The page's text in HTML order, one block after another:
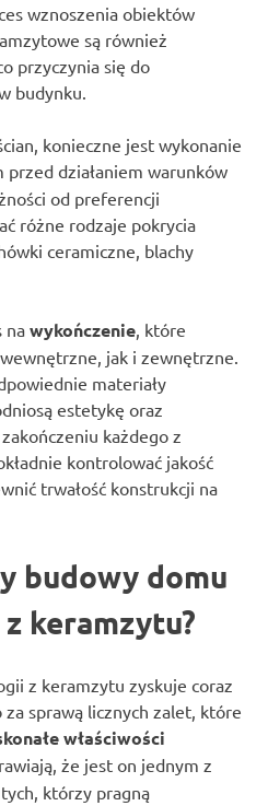
wznoszenia obiektów
są również
przyczynia się do
budynku.
konieczne jest wykonanie
przed działaniem warunków
od preferencji
różne rodzaje pokrycia
ceramiczne, blachy
na wykończenie , które
jak i zewnętrzne.
materiały
estetykę oraz
każdego z
kontrolować jakość
trwałość konstrukcji na
budowy domu
keramzytu?
z keramzytu zyskuje coraz
sprawą licznych zalet, które
właściwości
że jest on jednym z
którzy pragną